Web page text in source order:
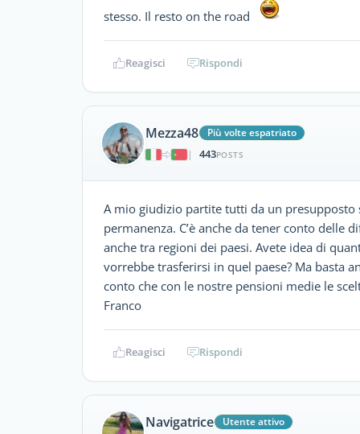
stesso. Il resto on the road
Reagisci Rispondi
Mezza48
Più volte espatriato
|
443POSTS
A mio giudizio partite tutti da un presupposto
permanenza. C’è anche da tener conto delle
anche tra regioni dei paesi. Avete idea di
vorrebbe trasferirsi in quel paese? Ma basta
conto che con le nostre pensioni medie le
Franco
Reagisci Rispondi
Navigatrice
Utente attivo